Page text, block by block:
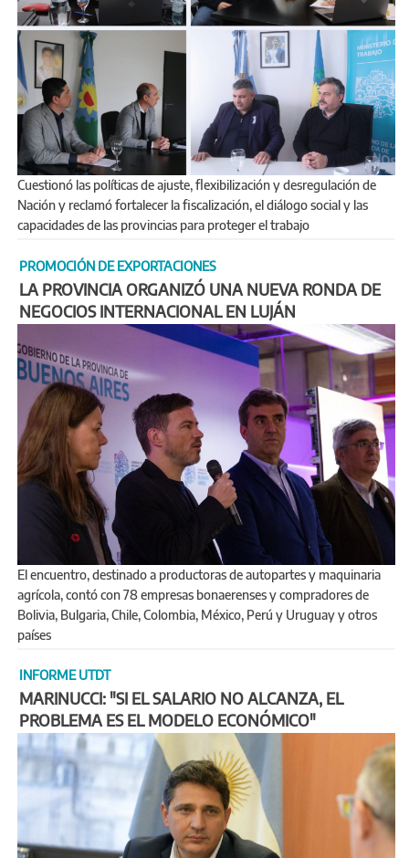
Cuestionó las políticas de ajuste, flexibilización y desregulación de
Nación y reclamó fortalecer la fiscalización, el diálogo social y las
capacidades de las provincias para proteger el trabajo
PROMOCIÓN DE EXPORTACIONES
LA PROVINCIA ORGANIZÓ UNA NUEVA RONDA DE
NEGOCIOS INTERNACIONAL EN LUJÁN
El encuentro, destinado a productoras de autopartes y maquinaria
agrícola, contó con 78 empresas bonaerenses y compradores de
Bolivia, Bulgaria, Chile, Colombia, México, Perú y Uruguay y otros
países
INFORME UTDT
MARINUCCI: "SI EL SALARIO NO ALCANZA, EL
PROBLEMA ES EL MODELO ECONÓMICO"